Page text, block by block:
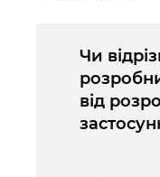
Чи
від